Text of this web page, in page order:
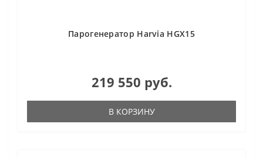
Парогенератор Harvia HGX15
219 550 руб.
В КОРЗИНУ